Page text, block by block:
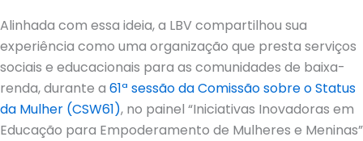
Alinhada com essa ideia, a LBV compartilhou sua
experiência como uma organização que presta serviços
sociais e educacionais para as comunidades de baixa-
renda, durante a 61ª sessão da Comissão sobre o Status
da Mulher (CSW61), no painel “Iniciativas Inovadoras em
Educação para Empoderamento de Mulheres e Meninas”